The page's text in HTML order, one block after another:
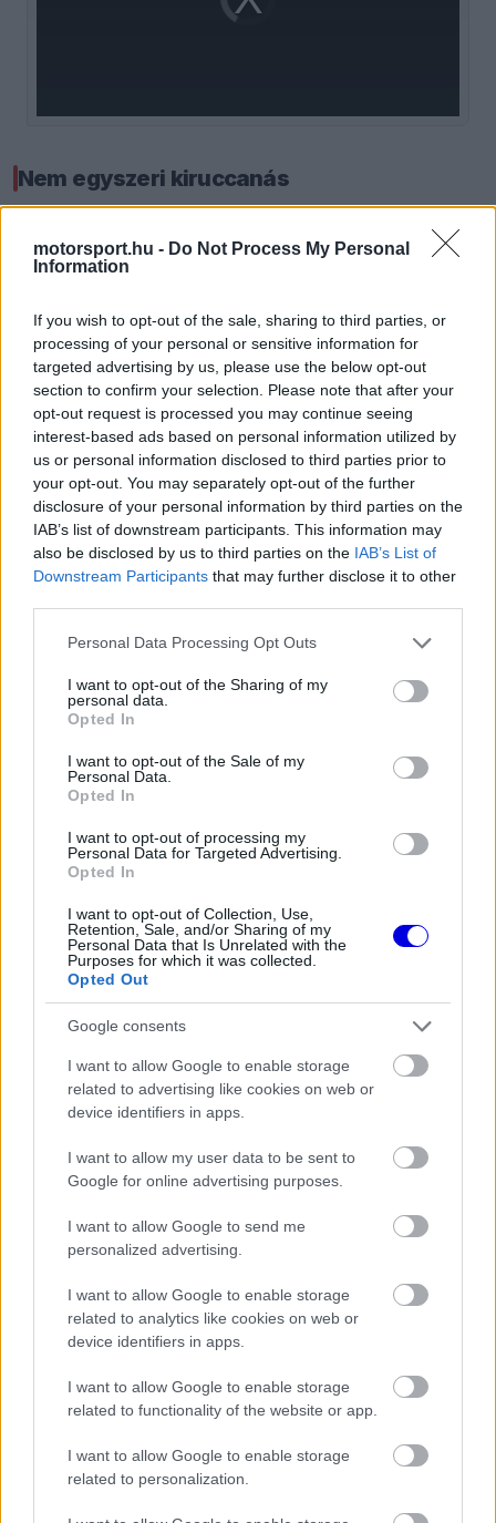
motorsport.hu - Do Not Process My Personal
Information
If you wish to opt-out of the sale, sharing to third parties, or
processing of your personal or sensitive information for
targeted advertising by us, please use the below opt-out
section to confirm your selection. Please note that after your
opt-out request is processed you may continue seeing
interest-based ads based on personal information utilized by
us or personal information disclosed to third parties prior to
your opt-out. You may separately opt-out of the further
disclosure of your personal information by third parties on the
IAB’s list of downstream participants. This information may
also be disclosed by us to third parties on the IAB’s List of
Downstream Participants that may further disclose it to other
Please note that this website/app uses one or more Google
not limited to your visit or usage behaviour. You may click to
grant or deny consent to Google and its third-party tags to
use your data for below specified purposes in below Google
consent section.
Personal Data Processing Opt Outs
I want to opt-out of the Sharing of my
personal data.
Opted In
I want to opt-out of the Sale of my
Personal Data.
Opted In
I want to opt-out of processing my
Personal Data for Targeted Advertising.
Opted In
I want to opt-out of Collection, Use,
Retention, Sale, and/or Sharing of my
Personal Data that Is Unrelated with the
Purposes for which it was collected.
Opted Out
Google consents
I want to allow Google to enable storage
related to advertising like cookies on web or
device identifiers in apps.
I want to allow my user data to be sent to
Google for online advertising purposes.
I want to allow Google to send me
personalized advertising.
I want to allow Google to enable storage
related to analytics like cookies on web or
device identifiers in apps.
I want to allow Google to enable storage
related to functionality of the website or app.
I want to allow Google to enable storage
related to personalization.
loading.
Nem egyszeri kiruccanás
A projekt túlmutat egyetlen versenyen, mivel a
Verstappen.com Racing nemcsak saját
utat nyitna. A háttérben már most is működik az
elképzelés, amely a szimulátoros világból vezet át
a valós versenyzésbe.
EZEKET IS AJÁNLJUK
FORMA-1
Adrian Newey csodát tett Aston
Martinnál, most a Hondán a világ
szeme
között van
FORMA-1
A Ferrari belső helyzete: Hamilton
„A csapattal azon dolgozunk, hogy lehetőségeket
teremtsünk más versenyzőknek is. Szerettem
volna a Forma–1-en kívül is versenyezni, közben
pedig a szimulátoros közegből segíteni pilótákat a
valódi autókba. Ez már sikerült is Chris
Lulhammel” – magyarázta.
A mostani hétvégén erős felállás áll össze, hiszen
Lucas Auer, Dani Juncadella és Jules Gounon is a
Mercedes-AMG GT3 volánja mögé ül Verstappen
mellett. A holland számára ez külön élményt
Nürburgring 24 órás futama, ezért vagyunk itt.
nagyon különleges. Ez olyasmi, amit minden